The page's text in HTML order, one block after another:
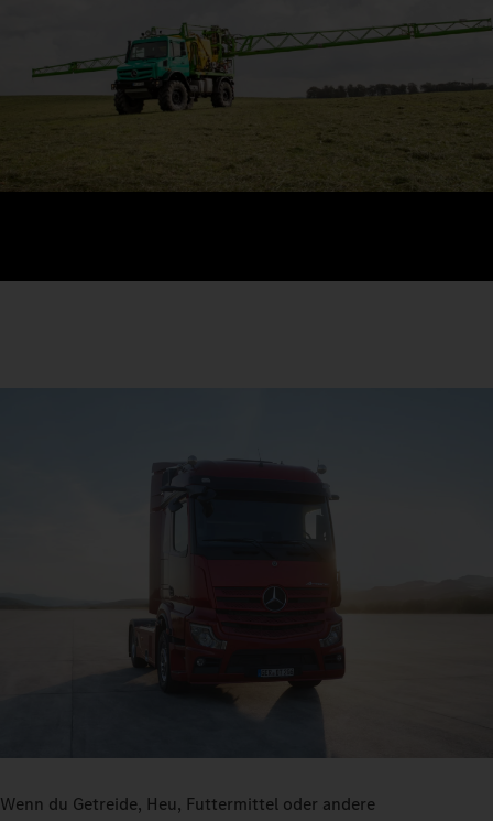
Wenn du Getreide, Heu, Futtermittel oder andere